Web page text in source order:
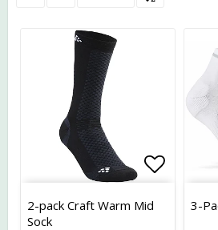
Lägg
2-pack Craft Warm Mid
Sock
3-